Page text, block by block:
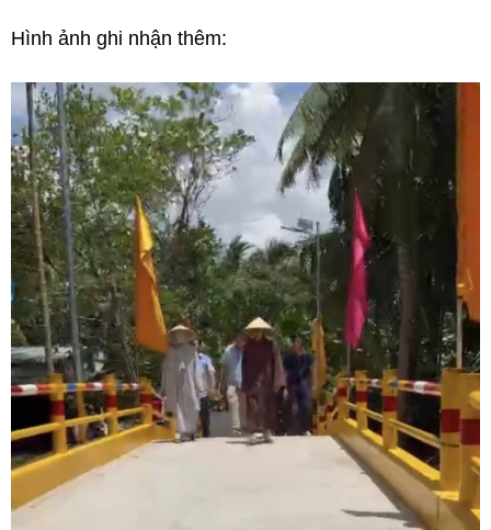
Hình ảnh ghi nhận thêm: